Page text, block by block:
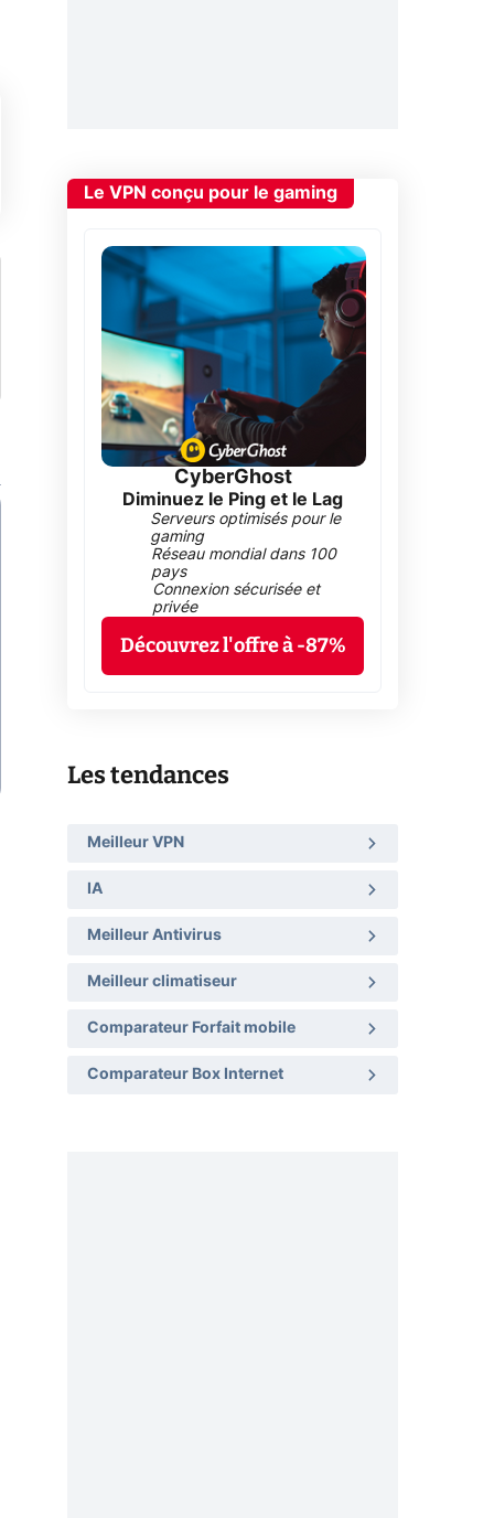
Le VPN conçu pour le gaming
CyberGhost
Diminuez le Ping et le Lag
Serveurs optimisés pour le
gaming
Réseau mondial dans 100
pays
Connexion sécurisée et
privée
Découvrez l'offre à -87%
Les tendances
Meilleur VPN
IA
Meilleur Antivirus
Meilleur climatiseur
Comparateur Forfait mobile
Comparateur Box Internet